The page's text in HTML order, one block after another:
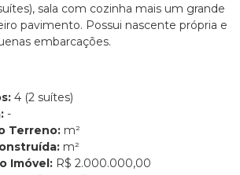
sala com cozinha mais um grande
pavimento. Possui nascente própria e
embarcações.
4 (2 suítes)
-
Terreno: m²
m²
Imóvel: R$ 2.000.000,00